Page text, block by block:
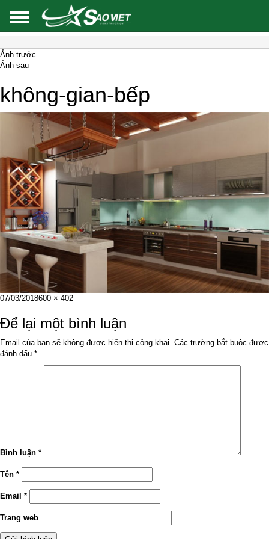
Ảnh trước
Ảnh sau
không-gian-bếp
Đăng
ngày
07/03/2018Kích
đầy
đủ
600 × 402
Để lại một bình luận
Email của bạn sẽ không được hiển thị công khai. Các trường bắt buộc được
đánh dấu *
Bình luận *
Tên *
Email *
Trang web